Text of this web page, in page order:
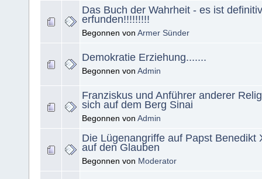
Das Buch der Wahrheit - es ist definitiv
erfunden!!!!!!!!!
Begonnen von Armer Sünder
Demokratie Erziehung.......
Begonnen von Admin
Franziskus und Anführer anderer
sich auf dem Berg Sinai
Begonnen von Admin
Die Lügenangriffe auf Papst Benedikt
auf den Glauben
Begonnen von Moderator